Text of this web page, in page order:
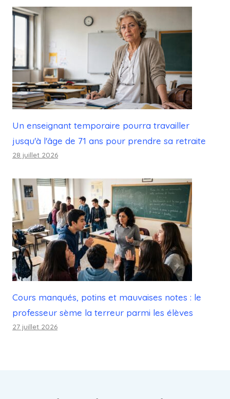
Un enseignant temporaire pourra travailler
jusqu'à l'âge de 71 ans pour prendre sa retraite
28 juillet 2026
Cours manqués, potins et mauvaises notes : le
professeur sème la terreur parmi les élèves
27 juillet 2026